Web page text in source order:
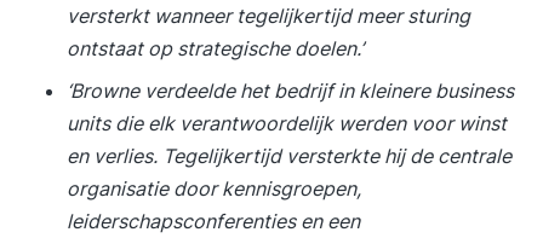
versterkt wanneer tegelijkertijd meer sturing
ontstaat op strategische doelen.’
‘Browne verdeelde het bedrijf in kleinere business
units die elk verantwoordelijk werden voor winst
en verlies. Tegelijkertijd versterkte hij de centrale
organisatie door kennisgroepen,
leiderschapsconferenties en een